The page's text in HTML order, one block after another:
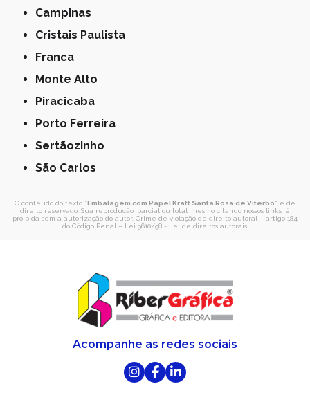
Campinas
Cristais Paulista
Franca
Monte Alto
Piracicaba
Porto Ferreira
Sertãozinho
São Carlos
O conteúdo do texto " Embalagem com Papel Kraft Santa Rosa de Viterbo" é de
direito reservado. Sua reprodução, parcial ou total, mesmo citando nossos links, é
proibida sem a autorização do autor. Crime de violação de direito autoral – artigo 184
do Código Penal – Lei 9610/98 - Lei de direitos autorais.
Acompanhe as redes sociais